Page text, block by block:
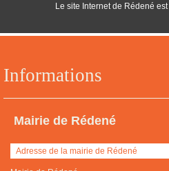
Informations
Mairie de Rédené
Adresse de la mairie de Rédené
Le site Internet de Rédené est